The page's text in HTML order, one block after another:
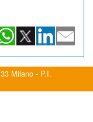
Milano - P.I.